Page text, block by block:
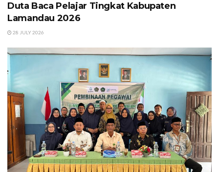
Duta Baca Pelajar Tingkat Kabupaten
Lamandau 2026
28 JULY 2026